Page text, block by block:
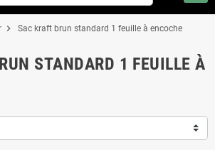
chevron_right Sac kraft brun standard 1 feuille à encoche
STANDARD 1 FEUILLE À